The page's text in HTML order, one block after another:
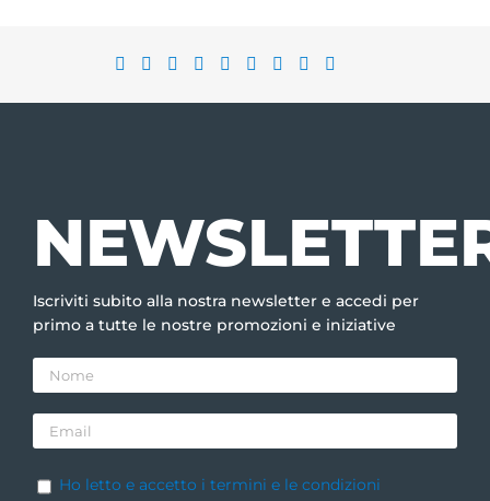
Iscriviti subito alla nostra newsletter e accedi per
primo a tutte le nostre promozioni e iniziative
Ho letto e accetto i termini e le condizioni